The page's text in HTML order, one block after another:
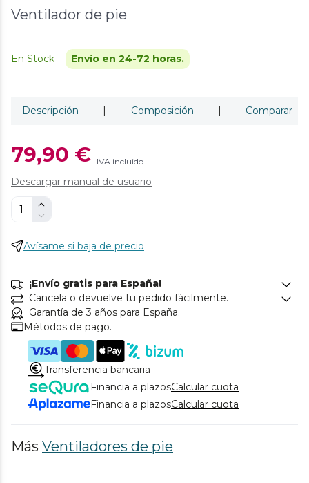
Ventilador de pie
En Stock Envío en 24-72 horas.
Descripción | Composición | Comparar
79,90 € IVA incluido
Descargar manual de usuario
Avísame si baja de precio
¡Envío gratis para España!
Cancela o devuelve tu pedido fácilmente.
Garantía de 3 años para España.
Métodos de pago.
Transferencia bancaria
Financia a plazosCalcular cuota
Financia a plazosCalcular cuota
Más Ventiladores de pie